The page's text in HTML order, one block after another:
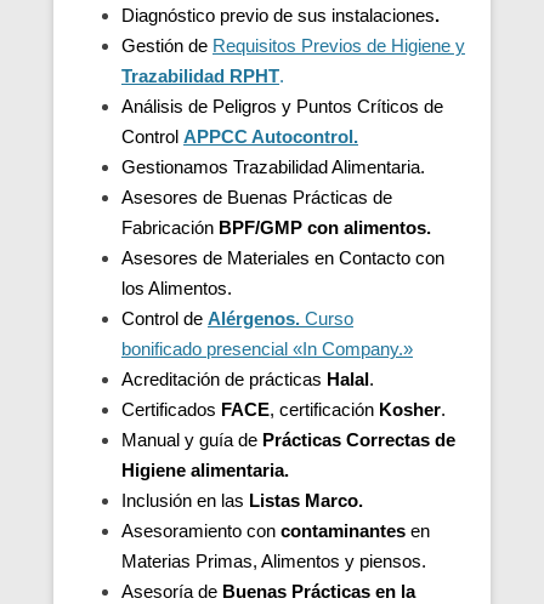
Diagnóstico previo de sus instalaciones.
Gestión de Requisitos Previos de Higiene y
Trazabilidad RPHT.
Análisis de Peligros y Puntos Críticos de
Control APPCC Autocontrol.
Gestionamos Trazabilidad Alimentaria.
Asesores de Buenas Prácticas de
Fabricación BPF/GMP con alimentos.
Asesores de Materiales en Contacto con
los Alimentos.
Control de Alérgenos. Curso
bonificado presencial «In Company.»
Acreditación de prácticas Halal.
Certificados FACE, certificación Kosher.
Manual y guía de Prácticas Correctas de
Higiene alimentaria.
Inclusión en las Listas Marco.
Asesoramiento con contaminantes en
Materias Primas, Alimentos y piensos.
Asesoría de Buenas Prácticas en la